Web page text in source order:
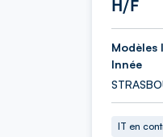
H/F
Modèles
Innée
IT en